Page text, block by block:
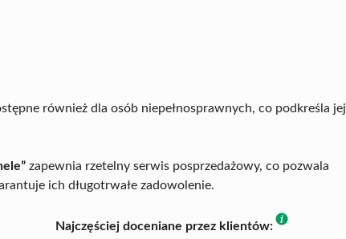
również dla osób niepełnosprawnych, co podkreśla jej
zapewnia rzetelny serwis posprzedażowy, co pozwala
ich długotrwałe zadowolenie.
Najczęściej doceniane przez klientów: